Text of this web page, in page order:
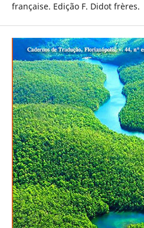
française. Edição F. Didot frères.